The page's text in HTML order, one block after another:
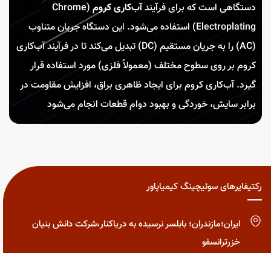
دستگاهی است که برای فرآیندآب‌کاری کروم (Chrome
Electroplating) استفاده می‌شود. این دستگاه جریان متناوب
(AC) را به جریان مستقیم (DC) تبدیل می‌کند تا در فرآیند آب‌کاری
کروم بر روی سطوح مختلف (معمولاً فلزی) مورد استفاده قرار
گیرد. آب‌کاری کروم برای ایجاد ظاهری براق، افزایش مقاومت در
برابر سایش، خوردگی و بهبود دوام قطعات انجام می‌شود
رکتیفایرهای سوئیچینگ کیمیاپاور
ایران؛مازندران؛ بابلسر نرسیده به دریاکنار،شرکت دانش بنیان
خزرترانسفو